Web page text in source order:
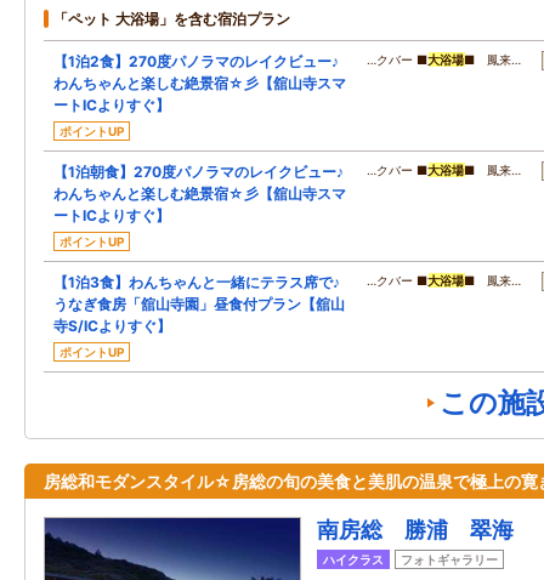
「ペット 大浴場」を含む宿泊プラン
【1泊2食】270度パノラマのレイクビュー♪
わんちゃんと楽しむ絶景宿☆彡【舘山寺スマ
ートICよりすぐ】
ポイントUP
…クバー ■大浴場■ 鳳来…
【1泊朝食】270度パノラマのレイクビュー♪
わんちゃんと楽しむ絶景宿☆彡【舘山寺スマ
ートICよりすぐ】
ポイントUP
…クバー ■大浴場■ 鳳来…
【1泊3食】わんちゃんと一緒にテラス席で♪
うなぎ食房「舘山寺園」昼食付プラン【舘山
寺S/ICよりすぐ】
ポイントUP
…クバー ■大浴場■ 鳳来…
この施
房総和モダンスタイル☆房総の旬の美食と美肌の温泉で極上の寛
南房総 勝浦 翠海
ハイクラス フォトギャラリー